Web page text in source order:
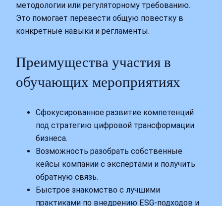
методологии или регуляторному требованию.
Это помогает перевести общую повестку в
конкретные навыки и регламенты.
Преимущества участия в
обучающих мероприятиях
Сфокусированное развитие компетенций
под стратегию цифровой трансформации
бизнеса.
Возможность разобрать собственные
кейсы компании с экспертами и получить
обратную связь.
Быстрое знакомство с лучшими
практиками по внедрению ESG‑подходов и